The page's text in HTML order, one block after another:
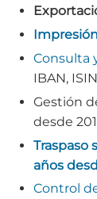
Consulta
IBAN,
Gestión
desde
Traspaso
años
Control